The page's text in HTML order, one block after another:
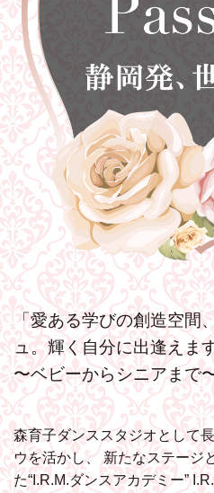
「愛ある学びの創造空間
ュ。輝く自分に出逢えま
〜ベビーからシニアま
森育子ダンススタジオとして
ウを活かし、 新たなステージ
た“I.R.M.ダンスアカデミー”